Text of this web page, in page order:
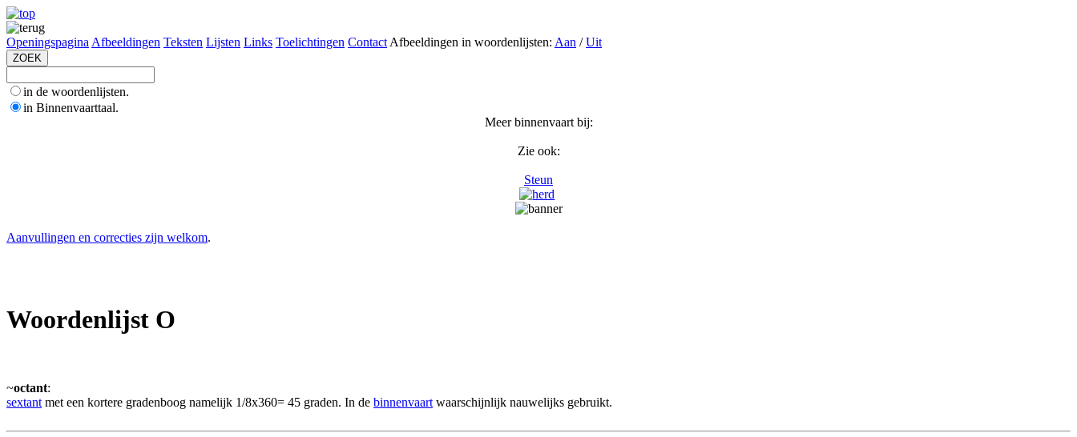
Openingspagina Afbeeldingen Teksten Lijsten Links Toelichtingen Contact Afbeeldingen in woordenlijsten: Aan /Uit
in de woordenlijsten.
in Binnenvaarttaal.
Meer binnenvaart bij:
Zie ook:
Steun
Aanvullingen en correcties zijn welkom.
Woordenlijst O
~octant:
sextant met een kortere gradenboog namelijk 1/8x360= 45 graden. In de binnenvaart waarschijnlijk nauwelijks gebruikt.